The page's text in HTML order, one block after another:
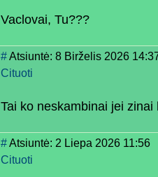
Vaclovai, Tu???
#Atsiuntė: 8 Birželis 2026
Cituoti
Tai ko neskambinai jei zinai
#Atsiuntė: 2 Liepa 2026 11:56
Cituoti